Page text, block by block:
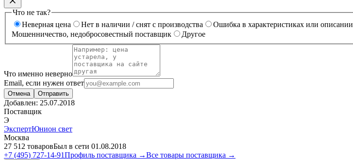
Что не так?
Неверная цена
Нет в наличии / снят с производства Ошибка в характеристиках или описании
Мошенничество, недобросовестный поставщик
Другое
Что именно неверно
Email, если нужен ответ
Отмена Отправить
Добавлен: 25.07.2018
Поставщик
Э
ЭкспертЮнион свет
Москва
27 512 товаровБыл в сети 01.08.2018
+7 (495) 727-14-91Профиль поставщика →Все товары поставщика →